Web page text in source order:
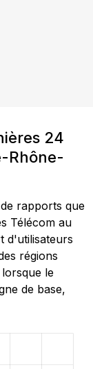
24
Rhône-
rapports que
Télécom au
d'utilisateurs
régions
le
de base,